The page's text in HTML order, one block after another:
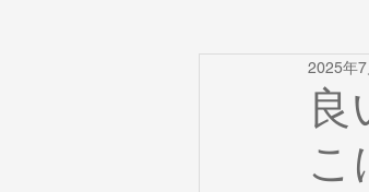
ペダルトーン
ブラ
良
こ
2025年7